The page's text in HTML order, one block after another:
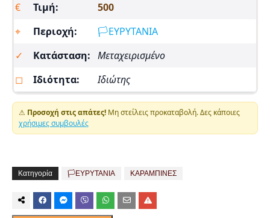
€
Τιμή:
500
⌖
Περιοχή:
🏳️ΕΥΡΥΤΑΝΙΑ
✓
Κατάσταση: Μεταχειρισμένο
◻
Ιδιότητα: Ιδιώτης
⚠ Προσοχή στις απάτες! Μη στείλεις προκαταβολή. Δες κάποιες
χρήσιμες συμβουλές
Κατηγορία 🏳️ΕΥΡΥΤΑΝΙΑ ΚΑΡΑΜΠΙΝΕΣ